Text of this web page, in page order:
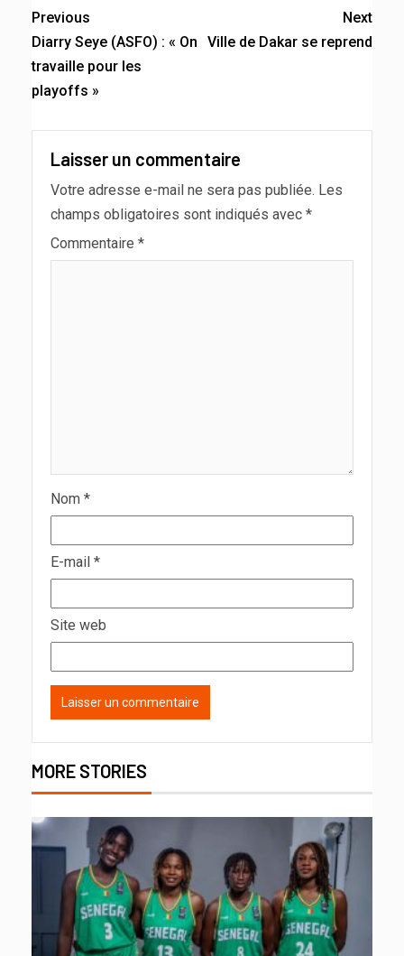
Previous
Diarry Seye (ASFO) : « On
travaille pour les
playoffs »
Next
Ville de Dakar se reprend
Laisser un commentaire
Votre adresse e-mail ne sera pas publiée. Les
champs obligatoires sont indiqués avec *
Commentaire *
Nom *
E-mail *
Site web
MORE STORIES